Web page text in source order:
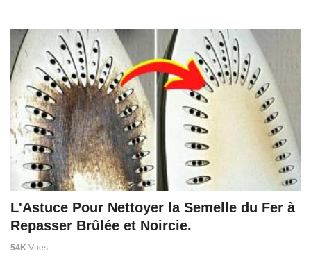
L'Astuce Pour Nettoyer la Semelle du Fer à
Repasser Brûlée et Noircie.
54K Vues